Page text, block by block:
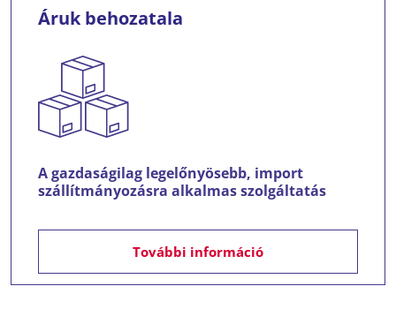
Áruk behozatala
A gazdaságilag legelőnyösebb, import
szállítmányozásra alkalmas szolgáltatás
További információ